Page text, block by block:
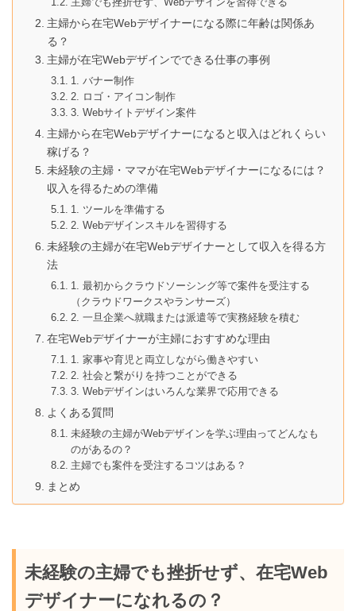
主婦から在宅Webデザイナーになる際に年齢は関係あ
る？
主婦が在宅Webデザインでできる仕事の事例
1. バナー制作
2. ロゴ・アイコン制作
3. Webサイトデザイン案件
主婦から在宅Webデザイナーになると収入はどれくらい
稼げる？
未経験の主婦・ママが在宅Webデザイナーになるには？
収入を得るための準備
1. ツールを準備する
2. Webデザインスキルを習得する
未経験の主婦が在宅Webデザイナーとして収入を得る方
法
1. 最初からクラウドソーシング等で案件を受注する
（クラウドワークスやランサーズ）
2. 一旦企業へ就職または派遣等で実務経験を積む
在宅Webデザイナーが主婦におすすめな理由
1. 家事や育児と両立しながら働きやすい
2. 社会と繋がりを持つことができる
3. Webデザインはいろんな業界で応用できる
よくある質問
未経験の主婦がWebデザインを学ぶ理由ってどんなも
のがあるの？
主婦でも案件を受注するコツはある？
まとめ
未経験の主婦でも挫折せず、在宅Web
デザイナーになれるの？